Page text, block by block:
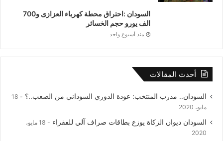
السودان :احتراق محطة كهرباء العزازى و700
الف يورو حجم الخسائر
منذ أسبوع واحد
أحدث المقالات
السودان.. مدرب المنتخب: عودة الدوري السوداني من الصعب..؟
18
مايو، 2020
السودان ديوان الزكاة يوزع بطاقات صراف آلي للفقراء
18 مايو،
2020